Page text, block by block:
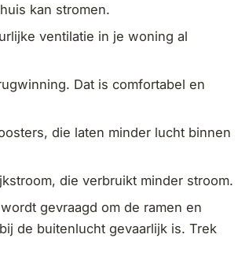
kan stromen.
ventilatie in je woning al
Dat is comfortabel en
die laten minder lucht binnen
die verbruikt minder stroom.
gevraagd om de ramen en
de buitenlucht gevaarlijk is. Trek